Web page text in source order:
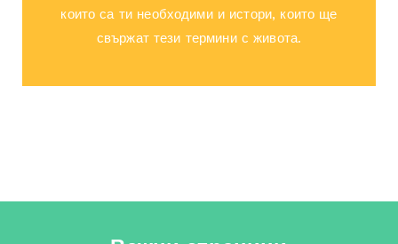
които са ти необходими и истори, които ще
свържат тези термини с живота.